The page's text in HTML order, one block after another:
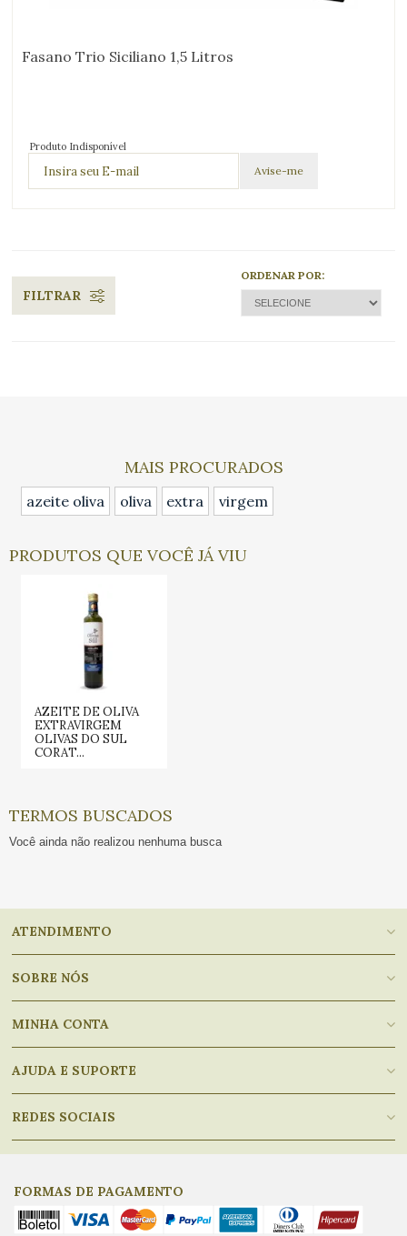
Fasano Trio Siciliano 1,5 Litros
Produto Indisponível
FILTRAR
ORDENAR POR:
MAIS PROCURADOS
azeite oliva oliva extra virgem
PRODUTOS QUE VOCÊ JÁ VIU
AZEITE DE OLIVA
EXTRAVIRGEM
OLIVAS DO SUL
CORAT...
TERMOS BUSCADOS
Você ainda não realizou nenhuma busca
ATENDIMENTO
SOBRE NÓS
MINHA CONTA
AJUDA E SUPORTE
REDES SOCIAIS
FORMAS DE PAGAMENTO